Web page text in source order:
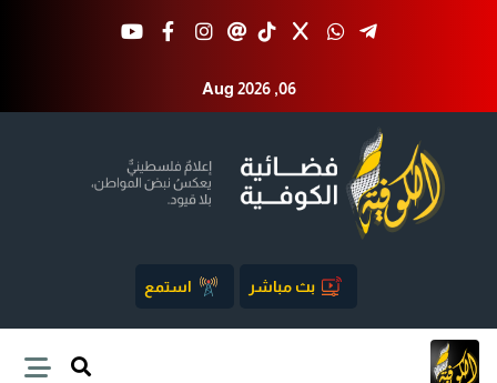
Aug 2026 ,06
بث مباشر استمع